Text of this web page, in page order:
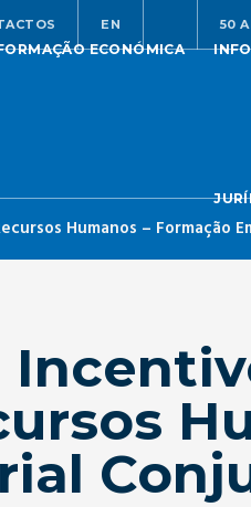
EN 50
ECONÓMICA
Humanos – Formação